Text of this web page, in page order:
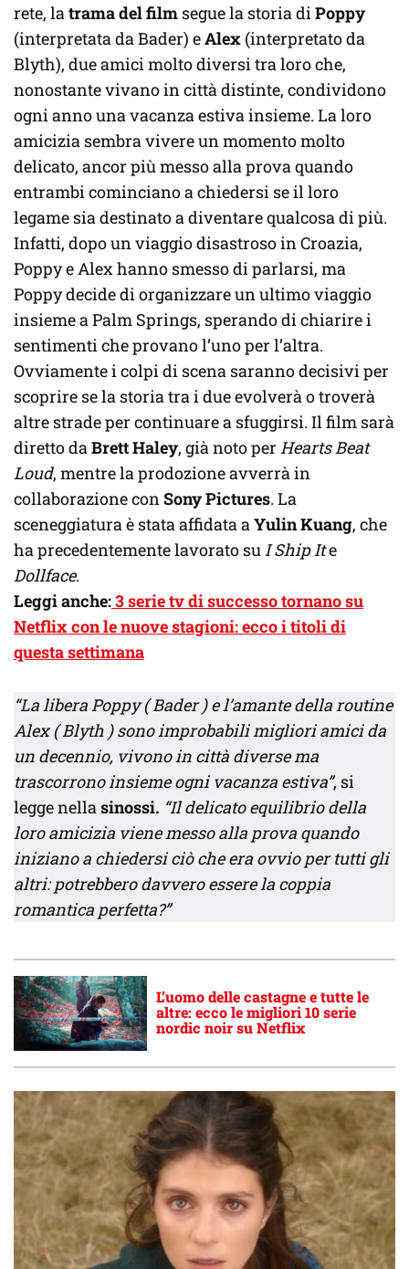
rete, la trama del film segue la storia di Poppy
(interpretata da Bader) eAlex (interpretato da
Blyth), due amici molto diversi tra loro che,
nonostante vivano in città distinte, condividono
ogni anno una vacanza estiva insieme. La loro
amicizia sembra vivere un momento molto
delicato, ancor più messo alla prova quando
entrambi cominciano a chiedersi se il loro
legame sia destinato a diventare qualcosa di più.
Infatti, dopo un viaggio disastroso in Croazia,
Poppy e Alex hanno smesso di parlarsi, ma
Poppy decide di organizzare un ultimo viaggio
insieme a Palm Springs, sperando di chiarire i
sentimenti che provano l’uno per l’altra.
Ovviamente i colpi di scena saranno decisivi per
scoprire se la storia tra i due evolverà o troverà
altre strade per continuare a sfuggirsi. Il film sarà
diretto da Brett Haley, già noto per Hearts Beat
Loud, mentre la prodozione avverrà in
collaborazione con Sony Pictures. La
sceneggiatura è stata affidata a Yulin Kuang, che
ha precedentemente lavorato su I Ship Ite
Dollface.
Leggi anche:3 serie tv di successo tornano su
Netflix con le nuove stagioni: ecco i titoli di
questa settimana
“La libera Poppy ( Bader ) e l’amante della routine
Alex ( Blyth ) sono improbabili migliori amici da
un decennio, vivono in città diverse ma
trascorrono insieme ogni vacanza estiva”, si
legge nella sinossi. “Il delicato equilibrio della
loro amicizia viene messo alla prova quando
iniziano a chiedersi ciò che era ovvio per tutti gli
altri: potrebbero davvero essere la coppia
romantica perfetta?”
L’uomo delle castagne e tutte le
altre: ecco le migliori 10 serie
nordic noir su Netflix